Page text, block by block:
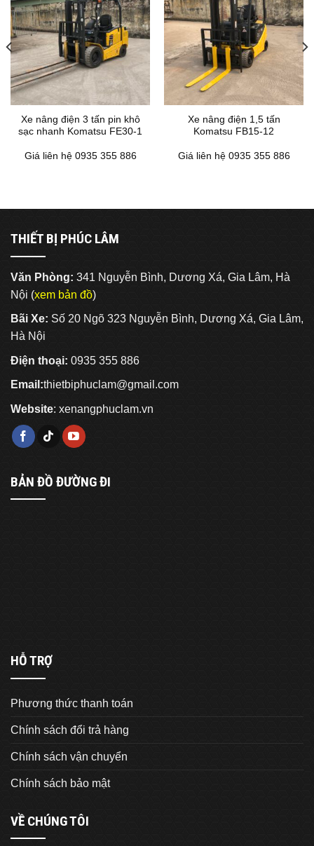
Xe nâng điện 3 tấn pin khô
sạc nhanh Komatsu FE30-1
Giá liên hệ 0935 355 886
Xe nâng điện 1,5 tấn
Komatsu FB15-12
Giá liên hệ 0935 355 886
THIẾT BỊ PHÚC LÂM
Văn Phòng: 341 Nguyễn Bình, Dương Xá, Gia Lâm, Hà
Nội (xem bản đồ)
Bãi Xe: Số 20 Ngõ 323 Nguyễn Bình, Dương Xá, Gia Lâm,
Hà Nội
Điện thoại: 0935 355 886
Email:thietbiphuclam@gmail.com
Website: xenangphuclam.vn
BẢN ĐỒ ĐƯỜNG ĐI
HỖ TRỢ
Phương thức thanh toán
Chính sách đổi trả hàng
Chính sách vận chuyển
Chính sách bảo mật
VỀ CHÚNG TÔI